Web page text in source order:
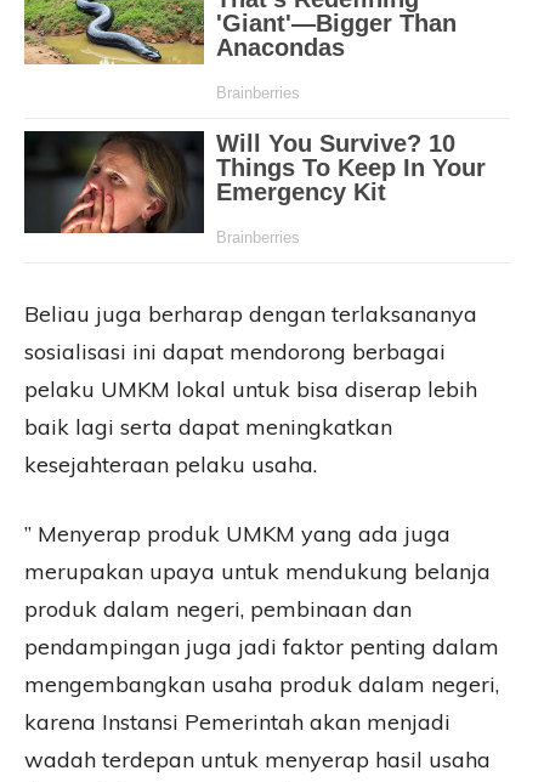
Beliau juga berharap dengan terlaksananya
sosialisasi ini dapat mendorong berbagai
pelaku UMKM lokal untuk bisa diserap lebih
baik lagi serta dapat meningkatkan
kesejahteraan pelaku usaha.
” Menyerap produk UMKM yang ada juga
merupakan upaya untuk mendukung belanja
produk dalam negeri, pembinaan dan
pendampingan juga jadi faktor penting dalam
mengembangkan usaha produk dalam negeri,
karena Instansi Pemerintah akan menjadi
wadah terdepan untuk menyerap hasil usaha